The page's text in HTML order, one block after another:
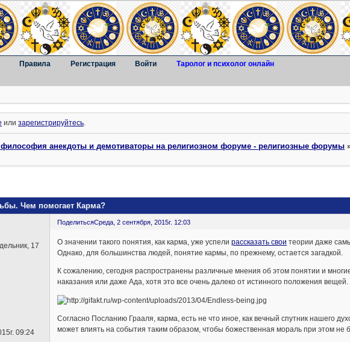
Правила Регистрация Войти Таролог и психолог онлайн
илизарегистрируйтесь.
философия анекдоты и демотиваторы на религиозном форуме - религиозные форумы
Чем помогает Карма?
ПоделитьсяСреда, 2 сентября, 2015г. 12:03
17
09:24
О значении такого понятия, как карма, уже успели рассказать свои теории даже
Однако, для большинства людей, понятие кармы, по прежнему, остается загадкой.
К сожалению, сегодня распространены различные мнения об этом понятии и
наказания или даже Ада, хотя это все очень далеко от истинного положения вещей.
Согласно Посланию Грааля, карма, есть не что иное, как вечный спутник нашего
может влиять на события таким образом, чтобы божественная мораль при этом не